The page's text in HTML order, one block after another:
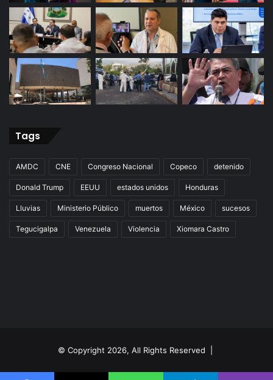
Tags
AMDC CNE Congreso Nacional Copeco detenido
Donald Trump EEUU estados unidos Honduras
Lluvias Ministerio Público muertos México sucesos
Tegucigalpa Venezuela Violencia Xiomara Castro
© Copyright 2026, All Rights Reserved |